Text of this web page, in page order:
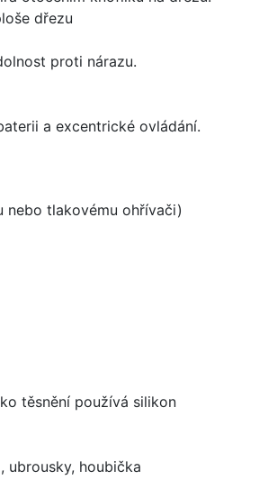
dřezu
proti nárazu.
a excentrické ovládání.
tlakovému ohřívači)
těsnění používá silikon
ubrousky, houbička